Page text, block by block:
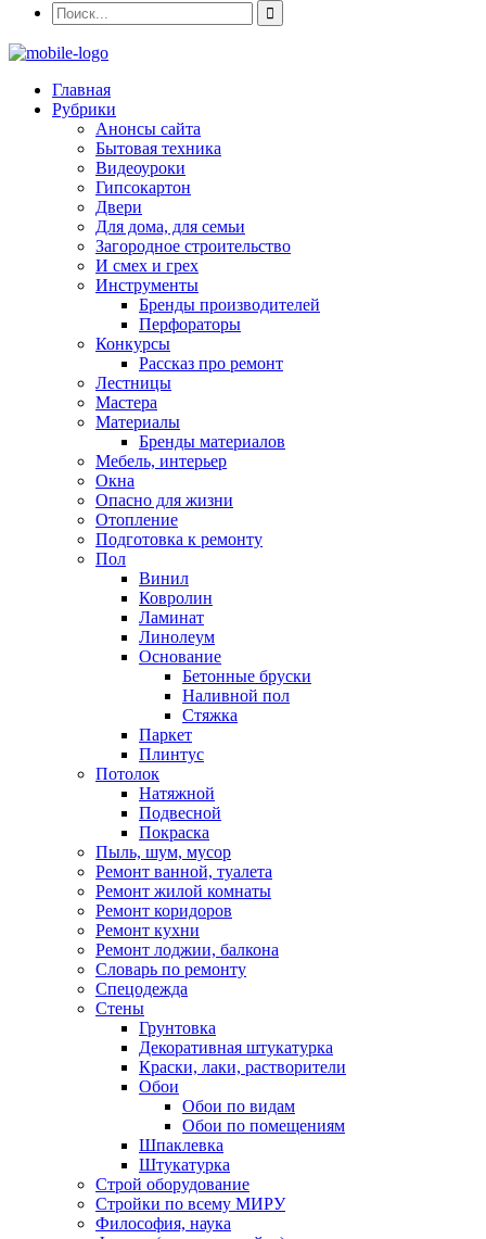
Главная
Рубрики
Анонсы сайта
Бытовая техника
Видеоуроки
Гипсокартон
Двери
Для дома, для семьи
Загородное строительство
И смех и грех
Инструменты
Бренды производителей
Перфораторы
Конкурсы
Рассказ про ремонт
Лестницы
Мастера
Материалы
Бренды материалов
Мебель, интерьер
Окна
Опасно для жизни
Отопление
Подготовка к ремонту
Пол
Винил
Ковролин
Ламинат
Линолеум
Основание
Бетонные бруски
Наливной пол
Стяжка
Паркет
Плинтус
Потолок
Натяжной
Подвесной
Покраска
Пыль, шум, мусор
Ремонт ванной, туалета
Ремонт жилой комнаты
Ремонт коридоров
Ремонт кухни
Ремонт лоджии, балкона
Словарь по ремонту
Спецодежда
Стены
Грунтовка
Декоративная штукатурка
Краски, лаки, растворители
Обои
Обои по видам
Обои по помещениям
Шпаклевка
Штукатурка
Строй оборудование
Стройки по всему МИРУ
Философия, наука